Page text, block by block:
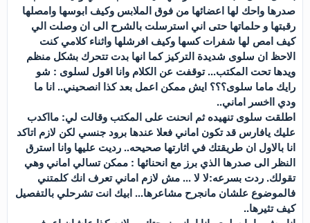
صدرها واحك لها اعضائها من فوق الملابس وكيف ابوسها وامصلها
رقبتها و حلماتها حتى اني استرسلت بالشرح الى ان وصلت الي
كيف امص لها شفرات كسها وكيف افرشلها واثناء كلامي كنت
الاحظ ان سلوى شديدة التركيز كما انها بدت تتحرك بشكل منظم
ويدها تحت المكتب... توقفت عن الكلام وانا اقول لسلوى : شو
رايك ماما سلوى؟؟؟ ايش ممكن اعمل بعد كذا انصحيني.. انا ما
ودي ااخسر اماني..
اطلقت سلوى تنهيده ثم انحنت على المكتب وقالت لي: مااكدب
عليك يافارس قد تكون اماني فعلا عندها برود جنسي لكن لازم اتاكد
انا بالاول ان طريقتك في اثارتها صحيحه.. رديت عليها وانا استرق
النظر الى صدرها الذي برز مع انحنائها : ممكن تسالي اماني وهي
تقولك. ردت بسرعه:لا لا ... مش لازم اماني تعرف انك كلمتني
فالموضوع علشان مانجرح مشاعرها... ابيك انت تشرحلي بالتفصيل
كيف تثيرها..